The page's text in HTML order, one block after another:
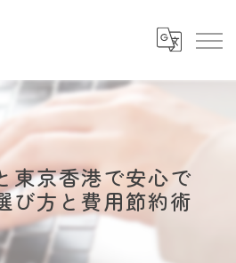
東京香港で安心で
び方と費用節約術